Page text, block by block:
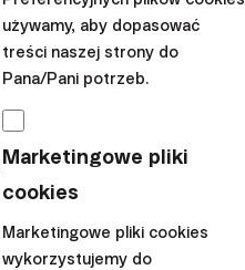
Sibielak
OIPE
OIPE w Irlandii: Finax
wprowadza
europejską
emeryturę na kolejny
rynek
używamy, aby dopasować
treści naszej strony do
Pana/Pani potrzeb.
Marketingowe pliki
cookies
Marketingowe pliki cookies
wykorzystujemy do